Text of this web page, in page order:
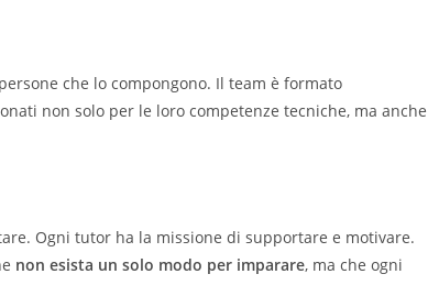
che lo compongono. Il team è formato
non solo per le loro competenze tecniche, ma anche
Ogni tutor ha la missione di supportare e motivare.
non esista un solo modo per imparare, ma che ogni